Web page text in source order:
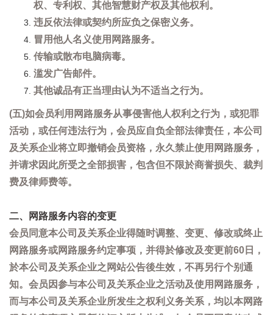
权、专利权、其他智慧财产权及其他权利。
违反依法律或契约所应负之保密义务。
冒用他人名义使用网路服务。
传输或散布电脑病毒。
滥发广告邮件。
其他诚品有正当理由认为不适当之行为。
(五)如会员利用网路服务从事侵害他人权利之行为，或犯罪
活动，或任何违法行为，会员应自负全部法律责任，本公司
及关系企业将立即撤销会员资格，永久禁止使用网路服务，
并请求因此所受之全部损害，包含但不限於商誉损失、裁判
费及律师费等。
二、网路服务内容的变更
会员同意本公司及关系企业得随时调整、变更、修改或终止
网路服务或网路服务约定事项，并得於修改及变更前60日，
於本公司及关系企业之网站公告後生效，不再另行个别通
知。会员因参与本公司及关系企业之活动及使用网路服务，
而与本公司及关系企业所发生之权利义务关系，均以本网路